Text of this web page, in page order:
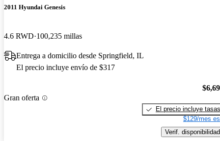
2011 Hyundai Genesis
4.6 RWD 100,235 millas
Entrega a domicilio desde Springfield, IL
El precio incluye envío de $317
Gran oferta
El precio incluye tasas
$129/mes
Verif. disponibilidad